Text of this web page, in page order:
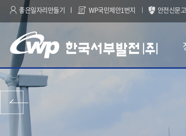
좋은일자리만들기 WP국민제안1번지 안전신문고